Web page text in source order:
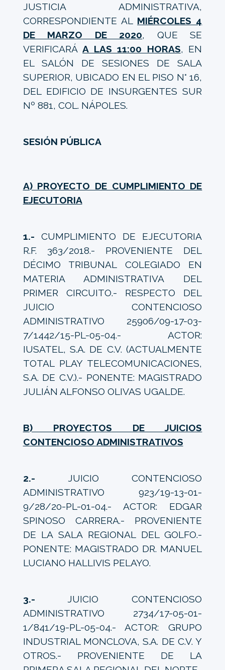
JUSTICIA ADMINISTRATIVA,
CORRESPONDIENTE AL MIÉRCOLES 4
DE MARZO DE 2020, QUE SE
VERIFICARÁA LAS 11:00 HORAS, EN
EL SALÓN DE SESIONES DE SALA
SUPERIOR, UBICADO EN EL PISO N° 16,
DEL EDIFICIO DE INSURGENTES SUR
Nº 881, COL. NÁPOLES.
SESIÓN PÚBLICA
A) PROYECTO DE CUMPLIMIENTO DE
EJECUTORIA
1.- CUMPLIMIENTO DE EJECUTORIA
R.F. 363/2018.- PROVENIENTE DEL
DÉCIMO TRIBUNAL COLEGIADO EN
MATERIA ADMINISTRATIVA DEL
PRIMER CIRCUITO.- RESPECTO DEL
JUICIO CONTENCIOSO
ADMINISTRATIVO 25906/09-17-03-
7/1442/15-PL-05-04.- ACTOR:
IUSATEL, S.A. DE C.V. (ACTUALMENTE
TOTAL PLAY TELECOMUNICACIONES,
S.A. DE C.V.).- PONENTE: MAGISTRADO
JULIÁN ALFONSO OLIVAS UGALDE.
B) PROYECTOS DE JUICIOS
CONTENCIOSO ADMINISTRATIVOS
2.- JUICIO CONTENCIOSO
ADMINISTRATIVO 923/19-13-01-
9/28/20-PL-01-04.- ACTOR: EDGAR
SPINOSO CARRERA.- PROVENIENTE
DE LA SALA REGIONAL DEL GOLFO.-
PONENTE: MAGISTRADO DR. MANUEL
LUCIANO HALLIVIS PELAYO.
3.- JUICIO CONTENCIOSO
ADMINISTRATIVO 2734/17-05-01-
1/841/19-PL-05-04.- ACTOR: GRUPO
INDUSTRIAL MONCLOVA, S.A. DE C.V. Y
OTROS.- PROVENIENTE DE LA